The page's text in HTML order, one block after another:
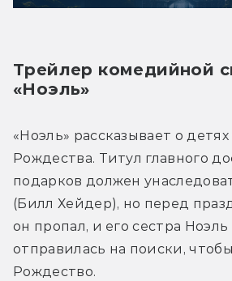
Трейлер комедийной
«Ноэль»
«Ноэль» рассказывает о
Рождества. Титул главного
подарков должен
(Билл Хейдер), но перед
он пропал, и его сестра
отправилась на поиски,
Рождество.